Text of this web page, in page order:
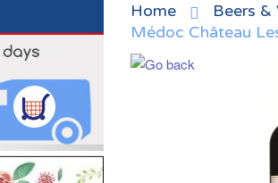
Home Beers &
Médoc Château